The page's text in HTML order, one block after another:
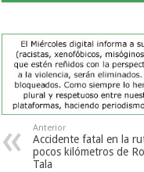
Anterior
Accidente fatal en la
pocos kilómetros de
Tala